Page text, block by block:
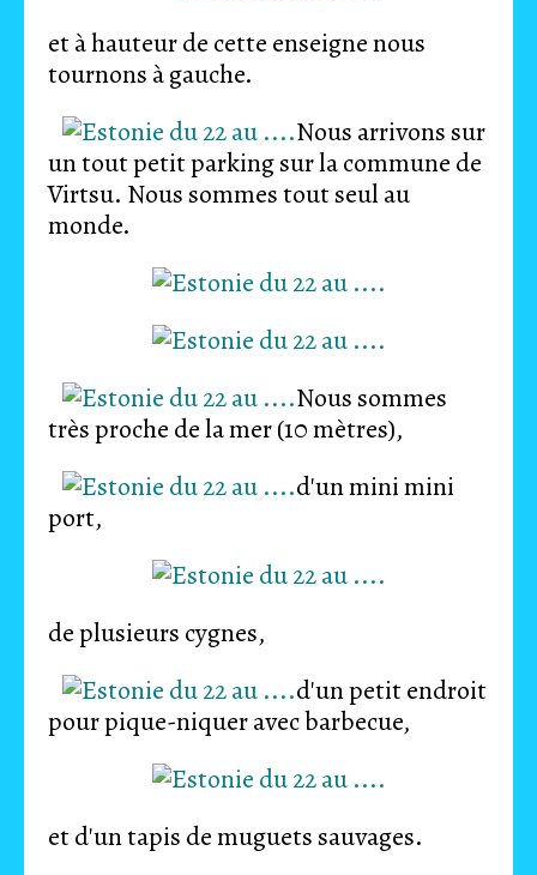
et à hauteur de cette enseigne nous
tournons à gauche.
Nous arrivons sur
un tout petit parking sur la commune de
Virtsu. Nous sommes tout seul au
monde.
Nous sommes
très proche de la mer (10 mètres),
d'un mini mini
port,
de plusieurs cygnes,
d'un petit endroit
pour pique-niquer avec barbecue,
et d'un tapis de muguets sauvages.